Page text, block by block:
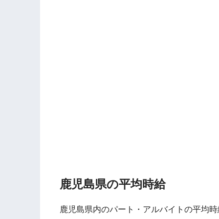
鹿児島県の平均時給
鹿児島県内のパート・アルバイトの平均時